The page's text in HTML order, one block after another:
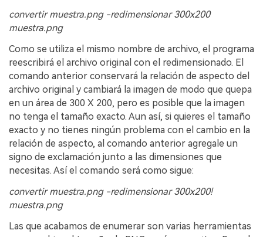
convertir muestra.png -redimensionar 300x200
muestra.png
Como se utiliza el mismo nombre de archivo, el programa
reescribirá el archivo original con el redimensionado. El
comando anterior conservará la relación de aspecto del
archivo original y cambiará la imagen de modo que quepa
en un área de 300 X 200, pero es posible que la imagen
no tenga el tamaño exacto. Aun así, si quieres el tamaño
exacto y no tienes ningún problema con el cambio en la
relación de aspecto, al comando anterior agregale un
signo de exclamación junto a las dimensiones que
necesitas. Así el comando será como sigue:
convertir muestra.png -redimensionar 300x200!
muestra.png
Las que acabamos de enumerar son varias herramientas